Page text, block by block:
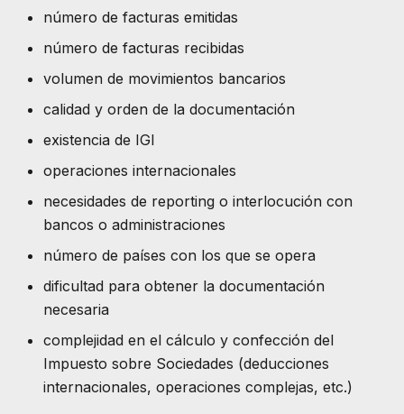
número de facturas emitidas
número de facturas recibidas
volumen de movimientos bancarios
calidad y orden de la documentación
existencia de IGI
operaciones internacionales
necesidades de reporting o interlocución con
bancos o administraciones
número de países con los que se opera
dificultad para obtener la documentación
necesaria
complejidad en el cálculo y confección del
Impuesto sobre Sociedades (deducciones
internacionales, operaciones complejas, etc.)